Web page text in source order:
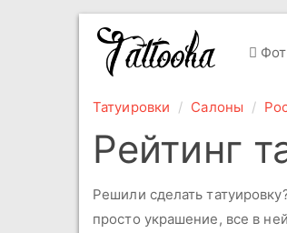
Татуировки Салоны
Рейтинг
Решили сделать
просто украшение, все в